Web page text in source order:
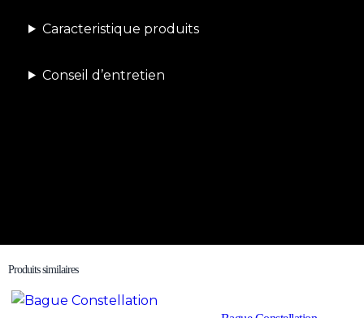
Caracteristique produits
Conseil d’entretien
Produits similaires